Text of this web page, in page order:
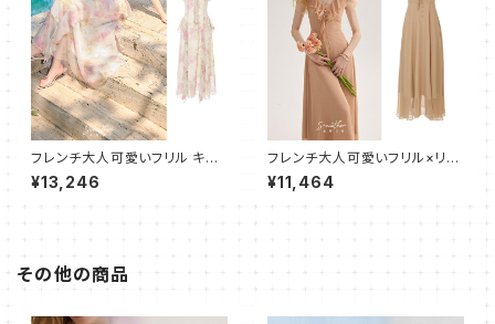
フレンチ大人可愛いフリル キャ
ミワンピース フレア ロング
¥13,246
フレンチ大人可愛いフリル×リボ
ン×ボタン ロングワンピース
¥11,464
その他の商品